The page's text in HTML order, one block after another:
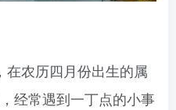
农历四月份出生的属
经常遇到一丁点的小事